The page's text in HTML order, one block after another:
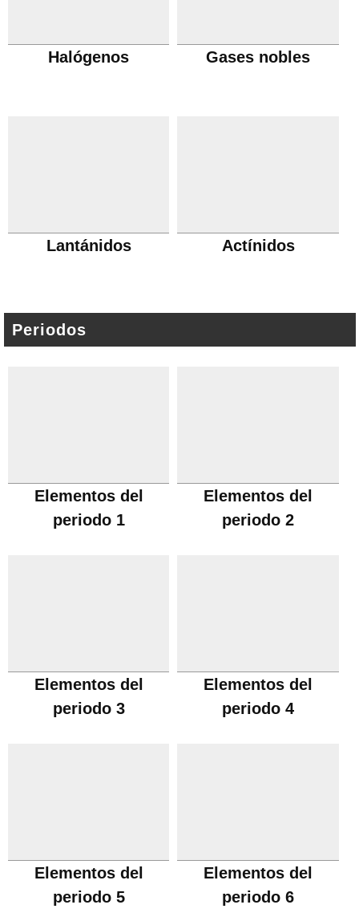
Halógenos Gases nobles
Lantánidos Actínidos
Periodos
Elementos del
periodo 1
Elementos del
periodo 2
Elementos del
periodo 3
Elementos del
periodo 4
Elementos del
periodo 5
Elementos del
periodo 6